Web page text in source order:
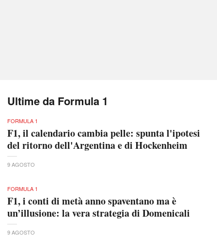
Ultime da Formula 1
FORMULA 1
F1, il calendario cambia pelle: spunta l'ipotesi
del ritorno dell'Argentina e di Hockenheim
9 AGOSTO
FORMULA 1
F1, i conti di metà anno spaventano ma è
un’illusione: la vera strategia di Domenicali
9 AGOSTO